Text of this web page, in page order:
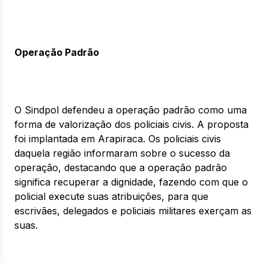
Operação Padrão
O Sindpol defendeu a operação padrão como uma
forma de valorização dos policiais civis. A proposta
foi implantada em Arapiraca. Os policiais civis
daquela região informaram sobre o sucesso da
operação, destacando que a operação padrão
significa recuperar a dignidade, fazendo com que o
policial execute suas atribuições, para que
escrivães, delegados e policiais militares exerçam as
suas.